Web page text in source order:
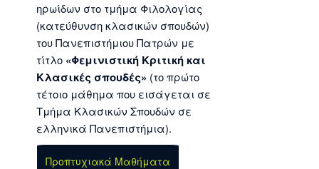
ηρωίδων στο τμήμα Φιλολογίας
(κατεύθυνση κλασικών σπουδών)
του Πανεπιστήμιου Πατρών με
τίτλο «Φεμινιστική Κριτική και
Κλασικές σπουδές» (το πρώτο
τέτοιο μάθημα που εισάγεται σε
Τμήμα Κλασικών Σπουδών σε
ελληνικά Πανεπιστήμια).
Προπτυχιακά Μαθήματα